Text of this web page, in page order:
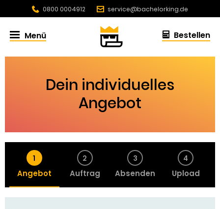
0800 0004912 service@bachelorking.de
4.86 / 5.0 aus 432 Bewertungen
Menü Bestellen
Dein individuelles
Angebot
1
Angebot
2
Auftrag
3
Absenden
4
Upload